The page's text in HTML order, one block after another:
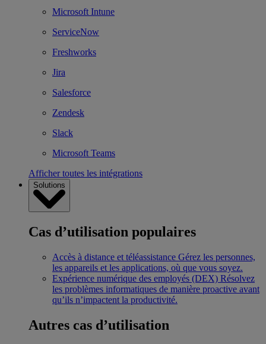
Microsoft Intune
ServiceNow
Freshworks
Jira
Salesforce
Zendesk
Slack
Microsoft Teams
Afficher toutes les intégrations
Solutions
Cas d’utilisation populaires
Accès à distance et téléassistance Gérez les personnes,
les appareils et les applications, où que vous soyez.
Expérience numérique des employés (DEX) Résolvez
les problèmes informatiques de manière proactive avant
qu’ils n’impactent la productivité.
Autres cas d’utilisation